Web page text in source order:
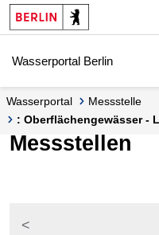
Springe zur Navigation
Springe zum Inhalt
Wasserportal Berlin
Wasserportal
Messstelle
: Oberflächengewässer -
Messstellen